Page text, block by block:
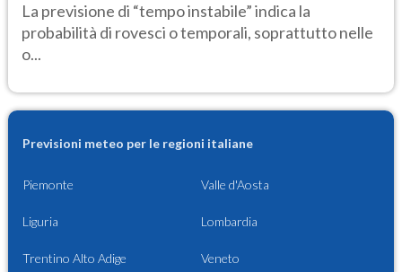
La previsione di “tempo instabile” indica la
probabilità di rovesci o temporali, soprattutto nelle
o...
Previsioni meteo per le regioni italiane
Piemonte Valle d'Aosta
Liguria Lombardia
Trentino Alto Adige Veneto